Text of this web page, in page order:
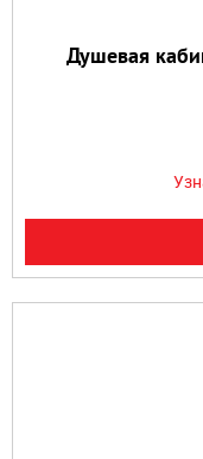
Душевая